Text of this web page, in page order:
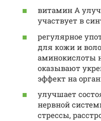
витамин А
участвует в
регулярное
для кожи и
аминокислоты
оказывают
эффект на
улучшает
нервной
стрессы,